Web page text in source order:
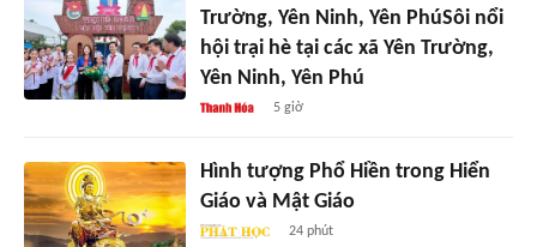
Trường, Yên Ninh, Yên PhúSôi nổi
hội trại hè tại các xã Yên Trường,
Yên Ninh, Yên Phú
5 giờ
Hình tượng Phổ Hiền trong Hiển
Giáo và Mật Giáo
24 phút